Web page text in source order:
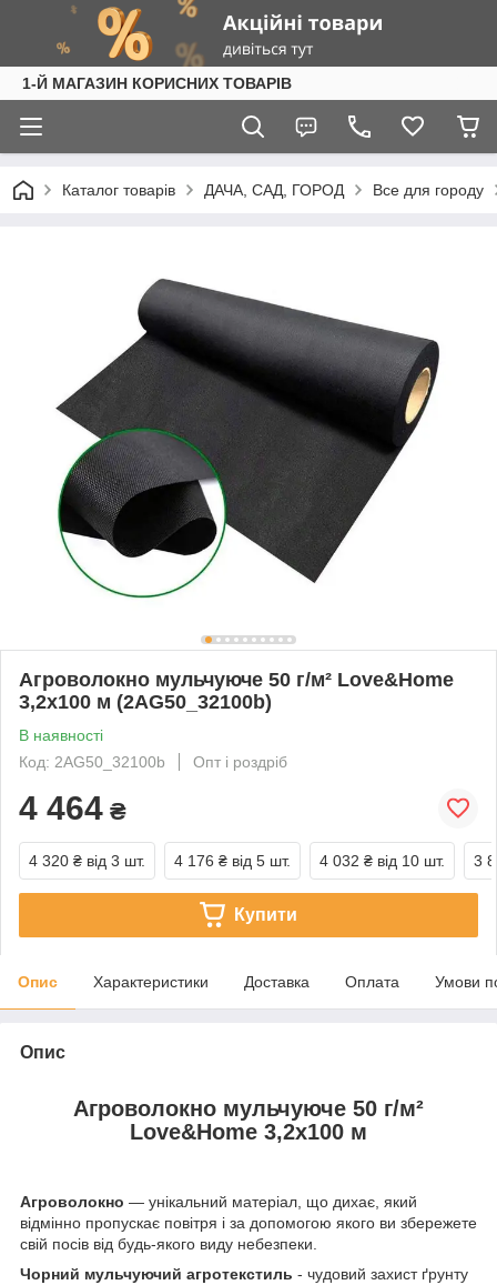
1-Й МАГАЗИН КОРИСНИХ ТОВАРІВ
Каталог товарів ДАЧА, САД, ГОРОД Все для городу
Агроволокно мульчуюче 50 г/м² Love&Home
3,2х100 м (2AG50_32100b)
В наявності
Код: 2AG50_32100b
Опт і роздріб
4 464 ₴
4 320 ₴ від 3 шт. 4 176 ₴ від 5 шт. 4 032 ₴ від 10 шт. 3
Купити
Опис Характеристики Доставка Оплата Умови
Опис
Агроволокно мульчуюче 50 г/м²
Love&Home 3,2х100 м
Агроволокно — унікальний матеріал, що дихає, який
відмінно пропускає повітря і за допомогою якого ви збережете
свій посів від будь-якого виду небезпеки.
Чорний мульчуючий агротекстиль - чудовий захист ґрунту